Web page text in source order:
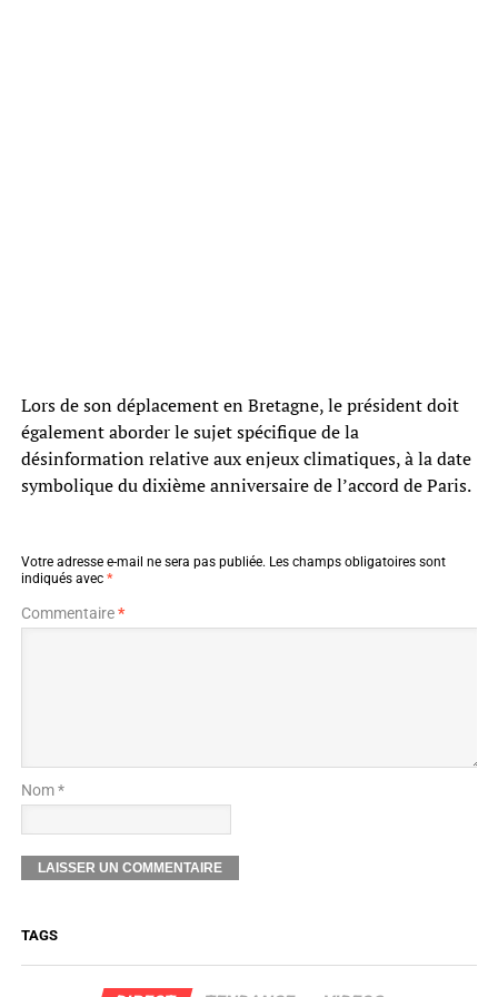
Lors de son déplacement en Bretagne, le président doit
également aborder le sujet spécifique de la
désinformation relative aux enjeux climatiques, à la date
symbolique du dixième anniversaire de l’accord de Paris.
Votre adresse e-mail ne sera pas publiée. Les champs obligatoires sont
indiqués avec *
Commentaire*
Nom *
TAGS